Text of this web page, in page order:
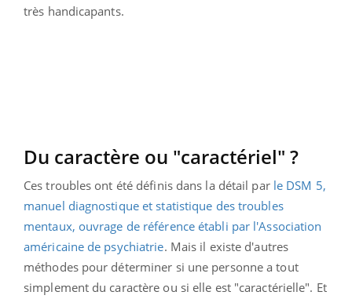
très handicapants.
Du caractère ou "caractériel" ?
Ces troubles ont été définis dans la détail par le DSM 5,
manuel diagnostique et statistique des troubles
mentaux, ouvrage de référence établi par l'Association
américaine de psychiatrie. Mais il existe d'autres
méthodes pour déterminer si une personne a tout
simplement du caractère ou si elle est "caractérielle". Et